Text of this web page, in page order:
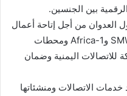
بين الجنسين.
العدوان من أجل إتاحة أعمال
تركيب تفريعات الكابلات البحرية SMW-5 وAfrica-1 ومحطات
للاتصالات اليمنية وضمان
خدمات الاتصالات ومنشئاتها